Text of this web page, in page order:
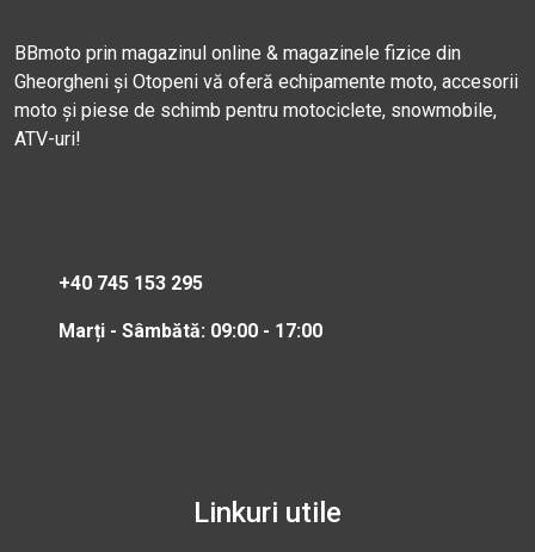
BBmoto prin magazinul online & magazinele fizice din
Gheorgheni și Otopeni vă oferă echipamente moto, accesorii
moto și piese de schimb pentru motociclete, snowmobile,
ATV-uri!
+40 745 153 295
Marți - Sâmbătă: 09:00 - 17:00
Linkuri utile